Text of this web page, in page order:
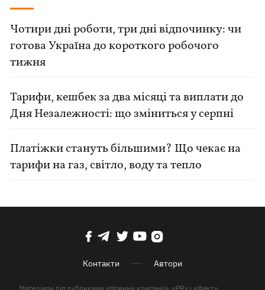
Чотири дні роботи, три дні відпочинку: чи
готова Україна до короткого робочого
тижня
Тарифи, кешбек за два місяці та виплати до
Дня Незалежності: що зміниться у серпні
Платіжки стануть більшими? Що чекає на
тарифи на газ, світло, воду та тепло
Контакти Автори
Матеріали під рубриками «Новини компанії», «PR» і «Факт»